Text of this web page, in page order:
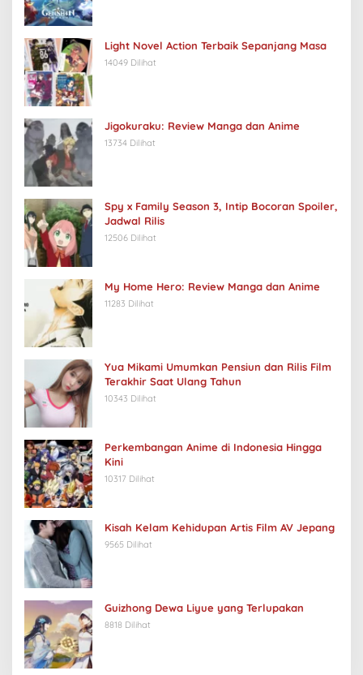
Light Novel Action Terbaik Sepanjang Masa
14049 Dilihat
Jigokuraku: Review Manga dan Anime
13734 Dilihat
Spy x Family Season 3, Intip Bocoran Spoiler,
Jadwal Rilis
12506 Dilihat
My Home Hero: Review Manga dan Anime
11283 Dilihat
Yua Mikami Umumkan Pensiun dan Rilis Film
Terakhir Saat Ulang Tahun
10343 Dilihat
Perkembangan Anime di Indonesia Hingga
Kini
10317 Dilihat
Kisah Kelam Kehidupan Artis Film AV Jepang
9565 Dilihat
Guizhong Dewa Liyue yang Terlupakan
8818 Dilihat